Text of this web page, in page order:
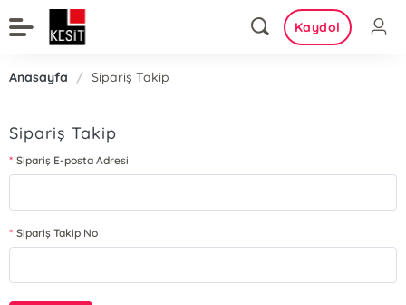
Kaydol
Anasayfa / Sipariş Takip
Sipariş Takip
Sipariş E-posta Adresi
Sipariş Takip No